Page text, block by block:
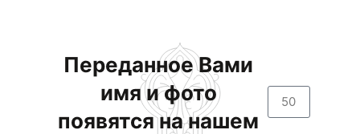
Переданное Вами
имя и фото
появятся на нашем